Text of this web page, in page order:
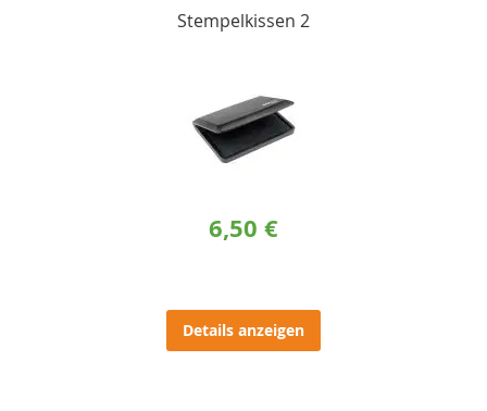
Stempelkissen 2
6,50 €
Details anzeigen